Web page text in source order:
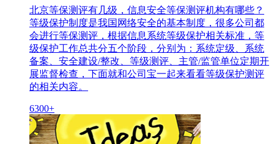
北京等保测评有几级，信息安全等保测评机构有哪些？
等级保护制度是我国网络安全的基本制度，很多公司都
会进行等保测评，根据信息系统等级保护相关标准，等
级保护工作总共分五个阶段，分别为：系统定级、系统
备案、安全建设/整改、等级测评、主管/监管单位定期开
展监督检查，下面就和公司宝一起来看看等级保护测评
的相关内容。
6300+